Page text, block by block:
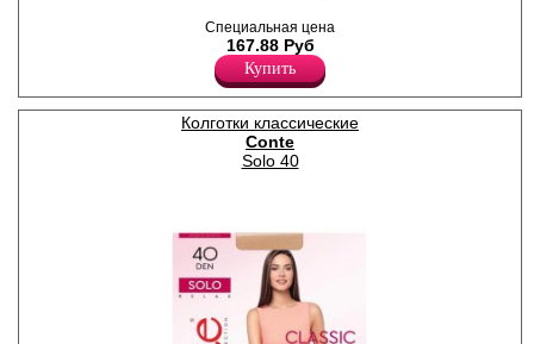
плотностью 70den,
шелковистые, полуматовые,
с шортиками, без ластовицы.
Плотность 70ден
Полиамид 88%
Эластан 12%
Специальная цена
167.88 Руб
Купить
Колготки классические
Conte
Solo 40